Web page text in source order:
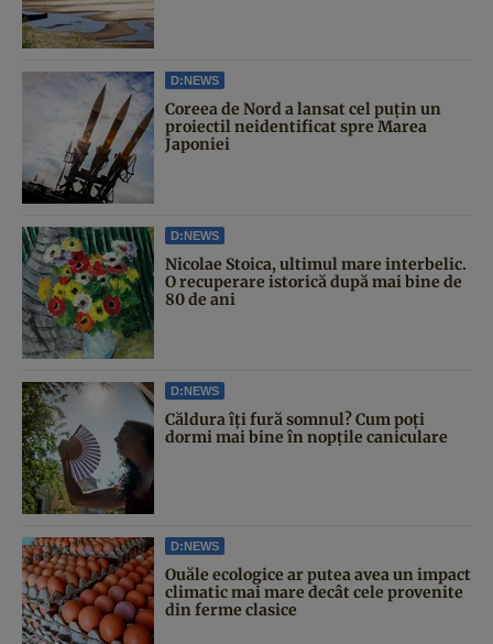
D:NEWS
Coreea de Nord a lansat cel puțin un
proiectil neidentificat spre Marea
Japoniei
D:NEWS
Nicolae Stoica, ultimul mare interbelic.
O recuperare istorică după mai bine de
80 de ani
D:NEWS
Căldura îți fură somnul? Cum poți
dormi mai bine în nopțile caniculare
D:NEWS
Ouăle ecologice ar putea avea un impact
climatic mai mare decât cele provenite
din ferme clasice